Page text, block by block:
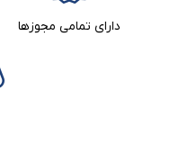
دارای تمامی مجوزها